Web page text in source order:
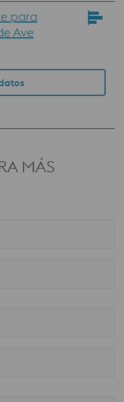
para
Ave
MÁS